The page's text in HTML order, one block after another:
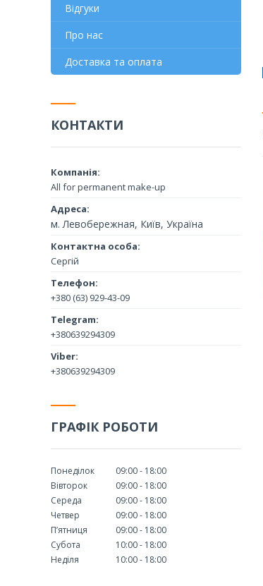
Відгуки
Про нас
Доставка та оплата
КОНТАКТИ
All for permanent make-up
м. Левобережная, Київ, Україна
Сергій
+380 (63) 929-43-09
+380639294309
+380639294309
ГРАФІК РОБОТИ
Понеділок 09:00
18:00
Вівторок
09:00
18:00
Середа
09:00
18:00
Четвер
09:00
18:00
Пʼятниця
09:00
18:00
Субота
10:00
18:00
Неділя
10:00 18:00